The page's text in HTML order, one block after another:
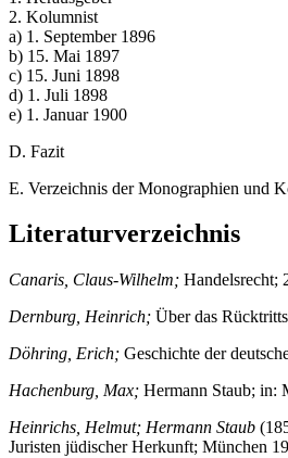
2. Kolumnist
a) 1. September 1896
b) 15. Mai 1897
c) 15. Juni 1898
d) 1. Juli 1898
e) 1. Januar 1900
D. Fazit
E. Verzeichnis der Monographien und
Literaturverzeichnis
Canaris, Claus-Wilhelm; Handelsrecht;
Dernburg, Heinrich; Über das
Döhring, Erich; Geschichte der
Hachenburg, Max; Hermann Staub; in:
Heinrichs, Helmut; Hermann Staub
Juristen jüdischer Herkunft; München